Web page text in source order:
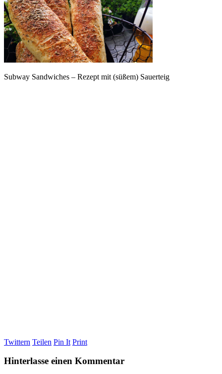
Subway Sandwiches – Rezept mit (süßem) Sauerteig
Twittern Teilen Pin It Print
Hinterlasse einen Kommentar